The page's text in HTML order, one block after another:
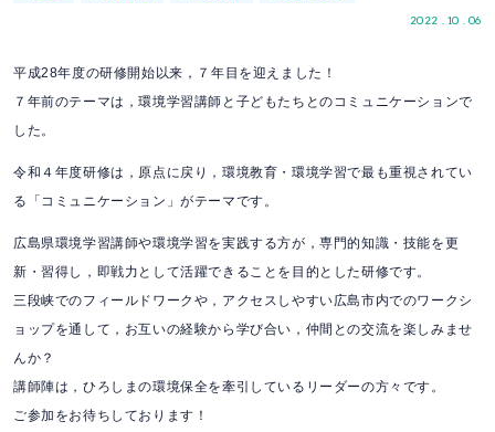
2022 . 10 . 06
平成28年度の研修開始以来，７年目を迎えました！
７年前のテーマは，環境学習講師と子どもたちとのコミュニケーションで
した。
令和４年度研修は，原点に戻り，環境教育・環境学習で最も重視されてい
る「コミュニケーション」がテーマです。
広島県環境学習講師や環境学習を実践する方が，専門的知識・技能を更
新・習得し，即戦力として活躍できることを目的とした研修です。
三段峡でのフィールドワークや，アクセスしやすい広島市内でのワークシ
ョップを通して，お互いの経験から学び合い，仲間との交流を楽しみませ
んか？
講師陣は，ひろしまの環境保全を牽引しているリーダーの方々です。
ご参加をお待ちしております！